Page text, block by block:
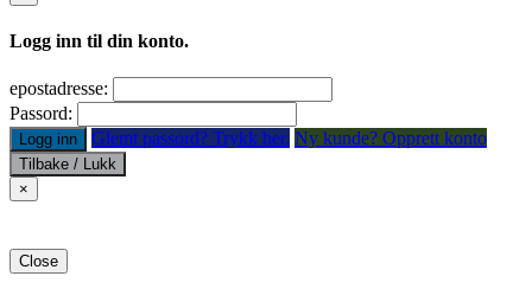
Logg inn til din konto.
epostadresse:
Passord:
Logg inn Glemt passord? Trykk her. Ny kunde? Opprett konto
Tilbake / Lukk
×
Close